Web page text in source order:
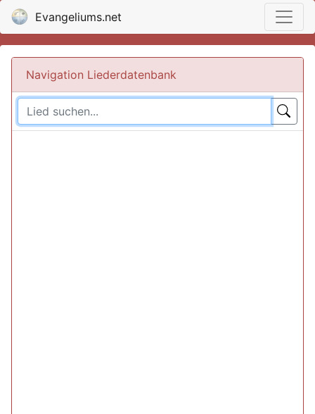
Evangeliums.net
Navigation Liederdatenbank